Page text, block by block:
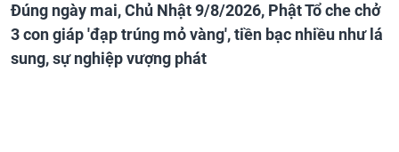
Đúng ngày mai, Chủ Nhật 9/8/2026, Phật Tổ che chở
3 con giáp 'đạp trúng mỏ vàng', tiền bạc nhiều như lá
sung, sự nghiệp vượng phát